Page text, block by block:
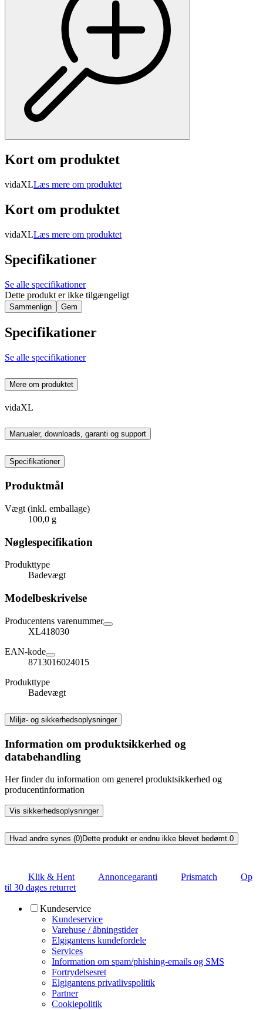
Kort om produktet
vidaXLLæs mere om produktet
Kort om produktet
vidaXLLæs mere om produktet
Specifikationer
Se alle specifikationer
Dette produkt er ikke tilgængeligt
Sammenlign Gem
Specifikationer
Se alle specifikationer
Mere om produktet
vidaXL
Manualer, downloads, garanti og support
Specifikationer
Produktmål
Vægt (inkl. emballage)
100,0 g
Nøglespecifikation
Produkttype
Badevægt
Modelbeskrivelse
Producentens varenummer
XL418030
EAN-kode
8713016024015
Produkttype
Badevægt
Miljø- og sikkerhedsoplysninger
Information om produktsikkerhed og
databehandling
Her finder du information om generel produktsikkerhed og
producentinformation
Vis sikkerhedsoplysninger
Hvad andre synes (0)Dette produkt er endnu ikke blevet bedømt.0
Klik & Hent Annoncegaranti Prismatch
Op
til 30 dages returret
Kundeservice
Kundeservice
Varehuse / åbningstider
Elgigantens kundefordele
Services
Information om spam/phishing-emails og SMS
Fortrydelsesret
Elgigantens privatlivspolitik
Partner
Cookiepolitik